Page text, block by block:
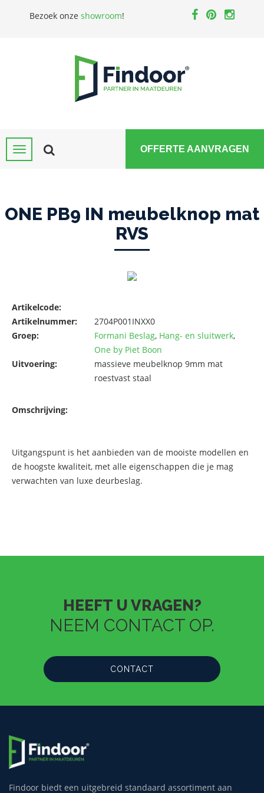
Bezoek onze showroom!
OFFERTE AANVRAGEN
ONE PB9 IN meubelknop mat
RVS
Artikelcode:
Artikelnummer:
2704P001INXX0
Groep:
Formani Beslag, Hang- en sluitwerk,
One by Piet Boon
Uitvoering:
massieve meubelknop 9mm mat
roestvast staal
Omschrijving:
Uitgangspunt is het aanbieden van de mooiste modellen en
de hoogste kwaliteit, met alle eigenschappen die je mag
verwachten van luxe deurbeslag.
HEEFT U VRAGEN?
NEEM CONTACT OP.
CONTACT
Findoor biedt een uitgebreid standaard assortiment aan